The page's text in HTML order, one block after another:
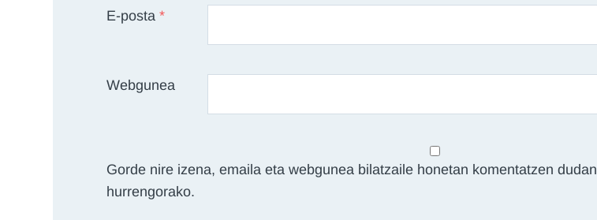
E-posta *
Webgunea
Gorde nire izena, emaila eta webgunea bilatzaile honetan komentatzen dudan
hurrengorako.